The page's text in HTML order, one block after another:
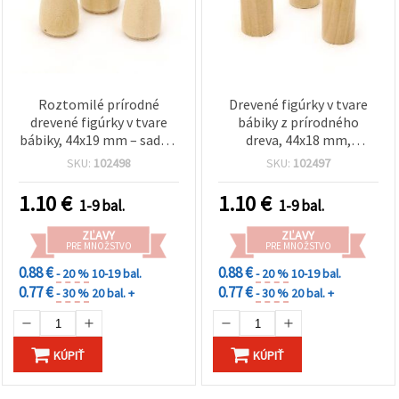
Roztomilé prírodné
drevené figúrky v tvare
bábiky, 44x19 mm – sada 4
ks pre ručné práce, hobby
SKU: 102498
1.10€ 1-9 bal.
ZĽAVY
PRE MNOŽSTVO
0.88 €- 20 %10-19 bal.
0.77 €- 30 % 20 bal. +
KÚPIŤ
Drevené figúrky v tvare
bábiky z prírodného
dreva, 44x18 mm,
nedokončené – 4 ks
SKU: 102497
1.10€ 1-9 bal.
ZĽAVY
PRE MNOŽSTVO
0.88 €- 20 %10-19 bal.
0.77 €- 30 % 20 bal. +
KÚPIŤ